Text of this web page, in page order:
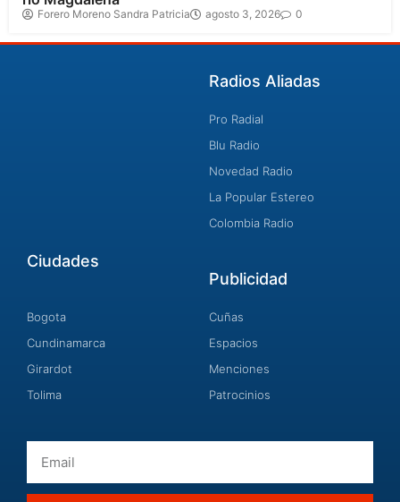
Forero Moreno Sandra Patricia agosto 3, 2026 0
Radios Aliadas
Pro Radial
Blu Radio
Novedad Radio
La Popular Estereo
Colombia Radio
Ciudades
Bogota
Cundinamarca
Girardot
Tolima
Publicidad
Cuñas
Espacios
Menciones
Patrocinios